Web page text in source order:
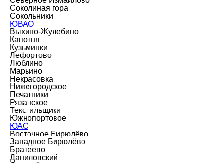
Соколиная гора
Сокольники
ЮВАО
Выхино-Жулебино
Капотня
Кузьминки
Лефортово
Люблино
Марьино
Некрасовка
Нижегородское
Печатники
Рязанское
Текстильщики
Южнопортовое
ЮАО
Восточное Бирюлёво
Западное Бирюлёво
Братеево
Даниловский